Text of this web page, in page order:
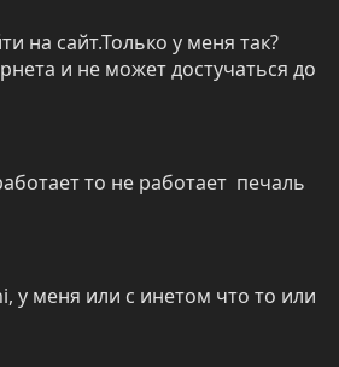
на сайт.Только у меня так?
и не может достучаться до
то не работает  печаль
у меня или с инетом что то или